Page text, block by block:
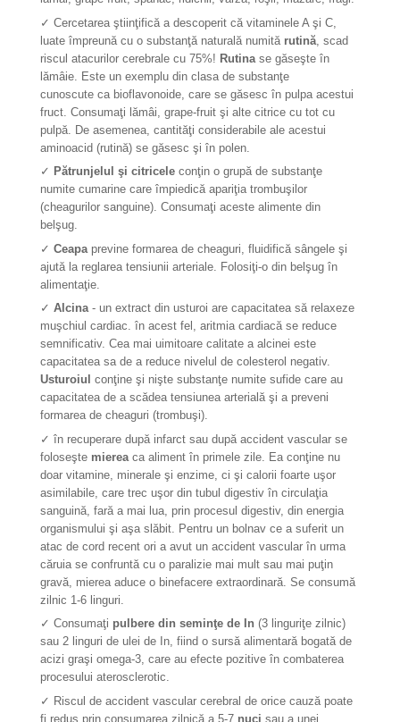
✓ Cercetarea ştiinţifică a descoperit că vitaminele A şi C,
luate împreună cu o substanţă naturală numită rutină , scad
riscul atacurilor cerebrale cu 75%! Rutina se găseşte în
lămâie. Este un exemplu din clasa de substanţe
cunoscute ca bioflavonoide, care se găsesc în pulpa acestui
fruct. Consumaţi lămâi, grape-fruit şi alte citrice cu tot cu
pulpă. De asemenea, cantităţi considerabile ale acestui
aminoacid (rutină) se găsesc şi în polen.
✓ Pătrunjelul şi citricele conţin o grupă de substanţe
numite cumarine care împiedică apariţia trombuşilor
(cheagurilor sanguine). Consumaţi aceste alimente din
belşug.
✓ Ceapa previne formarea de cheaguri, fluidifică sângele şi
ajută la reglarea tensiunii arteriale. Folosiţi-o din belşug în
alimentaţie.
✓ Alcina- un extract din usturoi are capacitatea să relaxeze
muşchiul cardiac. în acest fel, aritmia cardiacă se reduce
semnificativ. Cea mai uimitoare calitate a alcinei este
capacitatea sa de a reduce nivelul de colesterol negativ.
Usturoiul conţine şi nişte substanţe numite sufide care au
capacitatea de a scădea tensiunea arterială şi a preveni
formarea de cheaguri (trombuşi).
✓ în recuperare după infarct sau după accident vascular se
foloseşte mierea ca aliment în primele zile. Ea conţine nu
doar vitamine, minerale şi enzime, ci şi calorii foarte uşor
asimilabile, care trec uşor din tubul digestiv în circulaţia
sanguină, fară a mai lua, prin procesul digestiv, din energia
organismului şi aşa slăbit. Pentru un bolnav ce a suferit un
atac de cord recent ori a avut un accident vascular în urma
căruia se confruntă cu o paralizie mai mult sau mai puţin
gravă, mierea aduce o binefacere extraordinară. Se consumă
zilnic 1-6 linguri.
✓ Consumaţi pulbere din seminţe de In (3 linguriţe zilnic)
sau 2 linguri de ulei de In, fiind o sursă alimentară bogată de
acizi graşi omega-3, care au efecte pozitive în combaterea
procesului aterosclerotic.
✓ Riscul de accident vascular cerebral de orice cauză poate
fi redus prin consumarea zilnică a 5-7 nuci sau a unei